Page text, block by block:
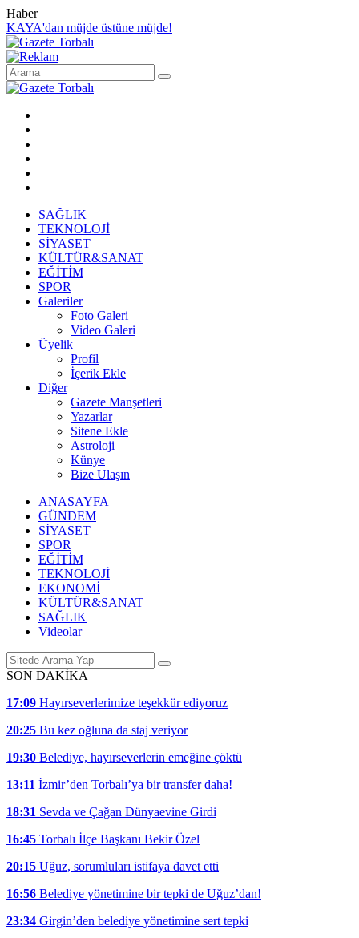
Haber
KAYA'dan müjde üstüne müjde!
SAĞLIK
TEKNOLOJİ
SİYASET
KÜLTÜR&SANAT
EĞİTİM
SPOR
Galeriler
Foto Galeri
Video Galeri
Üyelik
Profil
İçerik Ekle
Diğer
Gazete Manşetleri
Yazarlar
Sitene Ekle
Astroloji
Künye
Bize Ulaşın
ANASAYFA
GÜNDEM
SİYASET
SPOR
EĞİTİM
TEKNOLOJİ
EKONOMİ
KÜLTÜR&SANAT
SAĞLIK
Videolar
SON DAKİKA
17:09 Hayırseverlerimize teşekkür ediyoruz
20:25 Bu kez oğluna da staj veriyor
19:30 Belediye, hayırseverlerin emeğine çöktü
13:11 İzmir’den Torbalı’ya bir transfer daha!
18:31 Sevda ve Çağan Dünyaevine Girdi
16:45 Torbalı İlçe Başkanı Bekir Özel
20:15 Uğuz, sorumluları istifaya davet etti
16:56 Belediye yönetimine bir tepki de Uğuz’dan!
23:34 Girgin’den belediye yönetimine sert tepki